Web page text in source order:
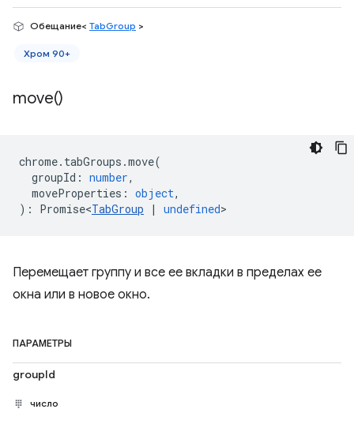
Обещание< TabGroup >
Хром 90+
move()
chrome. tabGroups .move(
groupId : number,
moveProperties : object,
) : Promise<TabGroup | undefined>
Перемещает группу и все ее вкладки в пределах ее
окна или в новое окно.
ПАРАМЕТРЫ
groupId
число